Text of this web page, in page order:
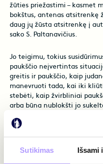
Sutikimas Išsami
žūties priežastimi – kasmet
bokštus, antenas atsitrenkę
daug jų žūsta atsitrenkę į
sako S. Paltanavičius.
Jo teigimu, tokius
paukščio neįvertintas
greitis ir paukščio, kaip
manevruoti tada, kai iki
stebėti, kaip žvirbliniai
arba būna nublokšti jo
srautas gali juos įtraukti.
paukščiai, užimti savo veikla
plėšrieji, pakelėje maisto
susidūrimas, kai paukščiai